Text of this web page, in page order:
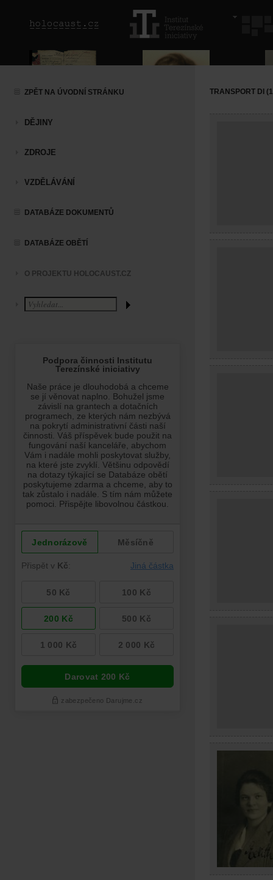
ZPĚT NA ÚVODNÍ STRÁNKU
DĚJINY
ZDROJE
VZDĚLÁVÁNÍ
DATABÁZE DOKUMENTŮ
DATABÁZE OBĚTÍ
O PROJEKTU HOLOCAUST.CZ
TRANSPORT DI